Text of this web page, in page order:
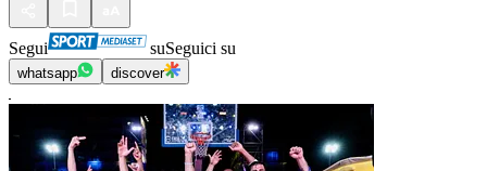
Segui suSeguici su
whatsapp discover